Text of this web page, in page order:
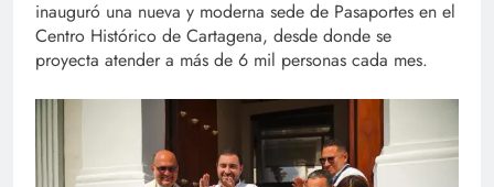
inauguró una nueva y moderna sede de Pasaportes en el
Centro Histórico de Cartagena, desde donde se
proyecta atender a más de 6 mil personas cada mes.